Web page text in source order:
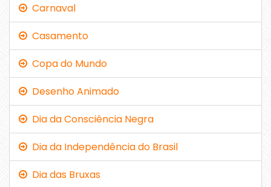
Carnaval
Casamento
Copa do Mundo
Desenho Animado
Dia da Consciência Negra
Dia da Independência do Brasil
Dia das Bruxas